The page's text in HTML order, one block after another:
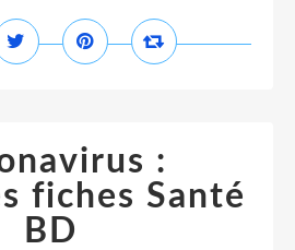
:
fiches Santé
BD